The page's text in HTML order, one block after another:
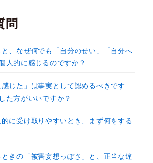
問
、なぜ何でも「自分のせい」「自分へ
人的に感じるのですか？
じた」は事実として認めるべきです
た方がいいですか？
に受け取りやすいとき、まず何をする
きの「被害妄想っぽさ」と、正当な違